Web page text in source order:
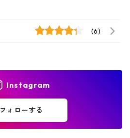
(6)
Instagram
フォローする